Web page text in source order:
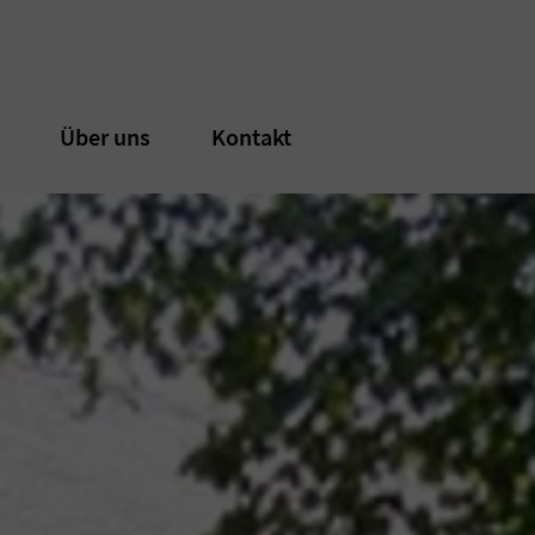
Über uns Kontakt
Über uns Kontakt